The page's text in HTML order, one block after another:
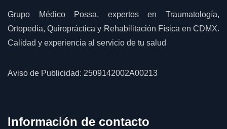
Grupo Médico Possa, expertos en Traumatología,
Ortopedia, Quiropráctica y Rehabilitación Física en CDMX.
Calidad y experiencia al servicio de tu salud
Aviso de Publicidad: 2509142002A00213
Información de contacto